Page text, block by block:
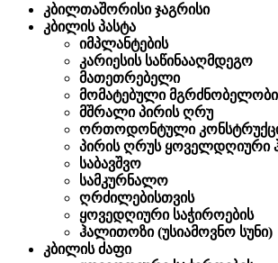
კბილთაშორისი ჯაგრისი
კბილის პასტა
იმპლანტების
კარიესის საწინააღმდეგო
მათეთრებელი
მომატებული
მშრალი პირის ღრუ
ორთოდონტული
პირის ღრუს ყოველდღიური
საბავშვო
სამკურნალო
ღრძილებისთვის
ყოვედღიური საჭიროების
ჰალითოზი (უსიამოვნო სუნი)
კბილის ძაფი